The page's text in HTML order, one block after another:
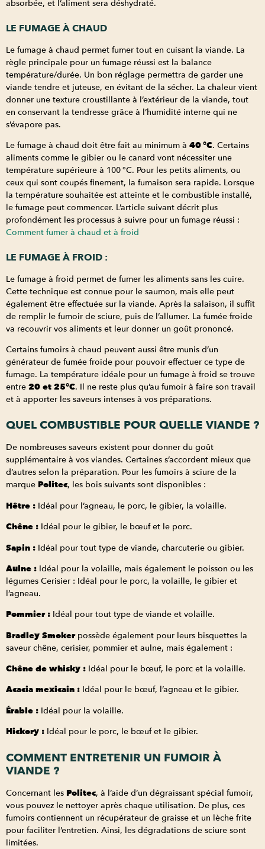
absorbée, et l’aliment sera déshydraté.
LE FUMAGE À CHAUD
Le fumage à chaud permet fumer tout en cuisant la viande. La
règle principale pour un fumage réussi est la balance
température/durée. Un bon réglage permettra de garder une
viande tendre et juteuse, en évitant de la sécher. La chaleur vient
donner une texture croustillante à l’extérieur de la viande, tout
en conservant la tendresse grâce à l’humidité interne qui ne
s’évapore pas.
Le fumage à chaud doit être fait au minimum à 40 °C. Certains
aliments comme le gibier ou le canard vont nécessiter une
température supérieure à 100 °C. Pour les petits aliments, ou
ceux qui sont coupés finement, la fumaison sera rapide. Lorsque
la température souhaitée est atteinte et le combustible installé,
le fumage peut commencer. L’article suivant décrit plus
profondément les processus à suivre pour un fumage réussi :
Comment fumer à chaud et à froid
LE FUMAGE À FROID :
Le fumage à froid permet de fumer les aliments sans les cuire.
Cette technique est connue pour le saumon, mais elle peut
également être effectuée sur la viande. Après la salaison, il suffit
de remplir le fumoir de sciure, puis de l’allumer. La fumée froide
va recouvrir vos aliments et leur donner un goût prononcé.
Certains fumoirs à chaud peuvent aussi être munis d’un
générateur de fumée froide pour pouvoir effectuer ce type de
fumage. La température idéale pour un fumage à froid se trouve
entre 20 et 25°C. Il ne reste plus qu’au fumoir à faire son travail
et à apporter les saveurs intenses à vos préparations.
QUEL COMBUSTIBLE POUR QUELLE VIANDE ?
De nombreuses saveurs existent pour donner du goût
supplémentaire à vos viandes. Certaines s’accordent mieux que
d’autres selon la préparation. Pour les fumoirs à sciure de la
marque Politec, les bois suivants sont disponibles :
Hêtre : Idéal pour l’agneau, le porc, le gibier, la volaille.
Chêne : Idéal pour le gibier, le bœuf et le porc.
Sapin : Idéal pour tout type de viande, charcuterie ou gibier.
Aulne : Idéal pour la volaille, mais également le poisson ou les
légumes Cerisier : Idéal pour le porc, la volaille, le gibier et
l’agneau.
Pommier : Idéal pour tout type de viande et volaille.
Bradley Smokerpossède également pour leurs bisquettes la
saveur chêne, cerisier, pommier et aulne, mais également :
Chêne de whisky : Idéal pour le bœuf, le porc et la volaille.
Acacia mexicain : Idéal pour le bœuf, l’agneau et le gibier.
Érable : Idéal pour la volaille.
Hickory : Idéal pour le porc, le bœuf et le gibier.
COMMENT ENTRETENIR UN FUMOIR À
VIANDE ?
Concernant les Politec, à l’aide d’un dégraissant spécial fumoir,
vous pouvez le nettoyer après chaque utilisation. De plus, ces
fumoirs contiennent un récupérateur de graisse et un lèche frite
pour faciliter l’entretien. Ainsi, les dégradations de sciure sont
limitées.